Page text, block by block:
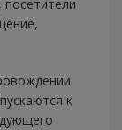
к